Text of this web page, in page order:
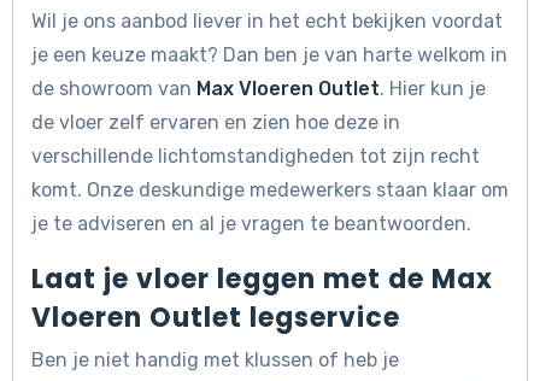
Wil je ons aanbod liever in het echt bekijken voordat
je een keuze maakt? Dan ben je van harte welkom in
de showroom van Max Vloeren Outlet. Hier kun je
de vloer zelf ervaren en zien hoe deze in
verschillende lichtomstandigheden tot zijn recht
komt. Onze deskundige medewerkers staan klaar om
je te adviseren en al je vragen te beantwoorden.
Laat je vloer leggen met de Max
Vloeren Outlet legservice
Ben je niet handig met klussen of heb je